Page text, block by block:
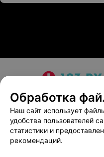
О проекте Новости
Медицинский
Пользовательское
Обработка
Наш сайт использует
удобства пользователей
статистики и
рекомендаций.